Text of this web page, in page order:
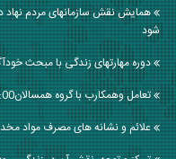
همایش نقش سازمانهای مردم نهاد
شود
دوره مهارتهای زندگی با مبحث
تعامل وهمكارب با گروه همسالان1:00
‌علائم و نشانه های مصرف مواد